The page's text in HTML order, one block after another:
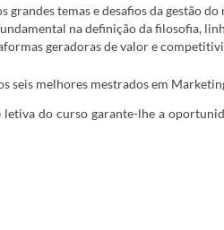
temas e desafios da gestão
na definição da filosofia,
geradoras de valor e
seis melhores mestrados em
do curso garante-lhe a